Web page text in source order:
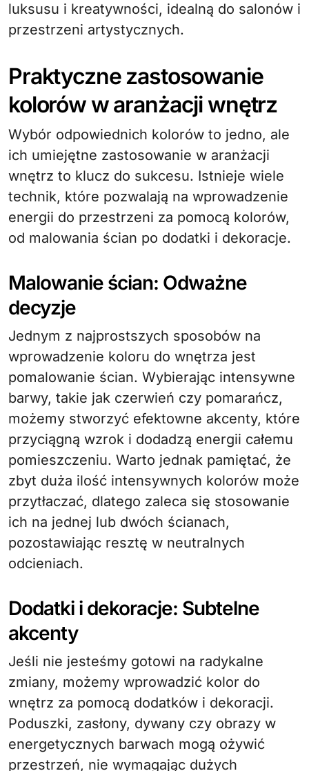
luksusu i kreatywności, idealną do salonów i
przestrzeni artystycznych.
Praktyczne zastosowanie
kolorów w aranżacji wnętrz
Wybór odpowiednich kolorów to jedno, ale
ich umiejętne zastosowanie w aranżacji
wnętrz to klucz do sukcesu. Istnieje wiele
technik, które pozwalają na wprowadzenie
energii do przestrzeni za pomocą kolorów,
od malowania ścian po dodatki i dekoracje.
Malowanie ścian: Odważne
decyzje
Jednym z najprostszych sposobów na
wprowadzenie koloru do wnętrza jest
pomalowanie ścian. Wybierając intensywne
barwy, takie jak czerwień czy pomarańcz,
możemy stworzyć efektowne akcenty, które
przyciągną wzrok i dodadzą energii całemu
pomieszczeniu. Warto jednak pamiętać, że
zbyt duża ilość intensywnych kolorów może
przytłaczać, dlatego zaleca się stosowanie
ich na jednej lub dwóch ścianach,
pozostawiając resztę w neutralnych
odcieniach.
Dodatki i dekoracje: Subtelne
akcenty
Jeśli nie jesteśmy gotowi na radykalne
zmiany, możemy wprowadzić kolor do
wnętrz za pomocą dodatków i dekoracji.
Poduszki, zasłony, dywany czy obrazy w
energetycznych barwach mogą ożywić
przestrzeń, nie wymagając dużych